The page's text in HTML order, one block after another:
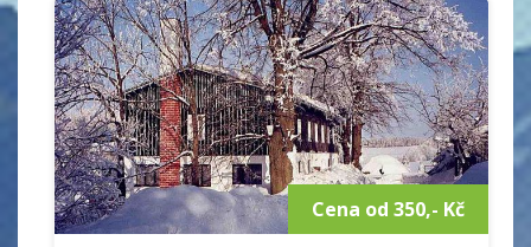
Penzion je velice dobře situovaný, v zimě přímo od dveří
domu vyrazíte na lyžích ke sjezdovkám či běžeckým
tratím, v létě Vám nabízí ideální výchozí polohu na pěší
turistiku a cykloturistiku.
Cena od 350,- Kč